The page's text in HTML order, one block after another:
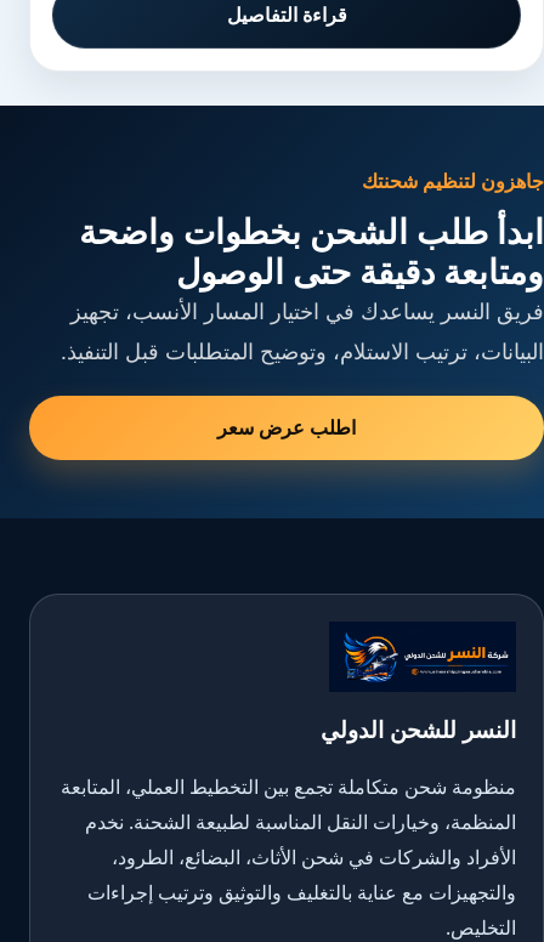
قراءة التفاصيل
جاهزون لتنظيم شحنتك
ابدأ طلب الشحن بخطوات واضحة
ومتابعة دقيقة حتى الوصول
فريق النسر يساعدك في اختيار المسار الأنسب، تجهيز
البيانات، ترتيب الاستلام، وتوضيح المتطلبات قبل التنفيذ.
اطلب عرض سعر
النسر للشحن الدولي
منظومة شحن متكاملة تجمع بين التخطيط العملي، المتابعة
المنظمة، وخيارات النقل المناسبة لطبيعة الشحنة. نخدم
الأفراد والشركات في شحن الأثاث، البضائع، الطرود،
والتجهيزات مع عناية بالتغليف والتوثيق وترتيب إجراءات
التخليص.